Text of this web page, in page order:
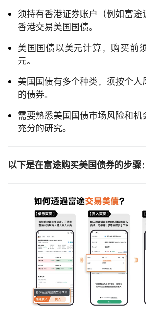
须持有香港证券账户（例如富途
香港交易美国国债。
美国国债以美元计算，购买前
元。
美国国债有多个种类，须按个人
的债券。
需要熟悉美国国债市场风险和机
充分的研究。
以下是在富途购买美国债券的步骤：
您需要一个能够交易美债的
，并注册一个新账户。
（立
资金入帐 填写个人和财务细节
账、提款卡或使用Apple/
即入金）
下载富途牛牛App并登入。
（